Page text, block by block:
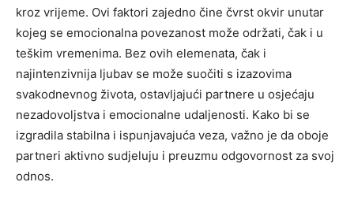
kroz vrijeme. Ovi faktori zajedno čine čvrst okvir unutar
kojeg se emocionalna povezanost može održati, čak i u
teškim vremenima. Bez ovih elemenata, čak i
najintenzivnija ljubav se može suočiti s izazovima
svakodnevnog života, ostavljajući partnere u osjećaju
nezadovoljstva i emocionalne udaljenosti. Kako bi se
izgradila stabilna i ispunjavajuća veza, važno je da oboje
partneri aktivno sudjeluju i preuzmu odgovornost za svoj
odnos.